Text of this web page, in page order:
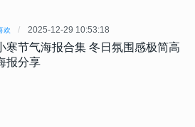
欢 2025-12-29 10:53:18
寒节气海报合集 冬日氛围感极简高
报分享